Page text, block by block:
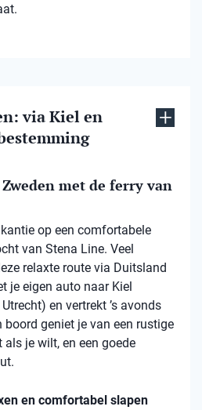
via Kiel en
met de ferry van
op een comfortabele
van Stena Line. Veel
relaxte route via Duitsland
je eigen auto naar Kiel
en vertrekt ’s avonds
boord geniet je van een rustige
je wilt, en een goede
en comfortabel slapen